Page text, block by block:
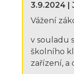
3.9.2024 |
Vážení
v souladu
školního
zařízení, a